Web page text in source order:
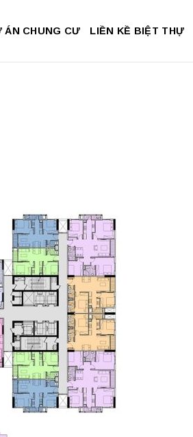
ÁN CHUNG CƯ LIỀN KỀ BIỆT THỰ